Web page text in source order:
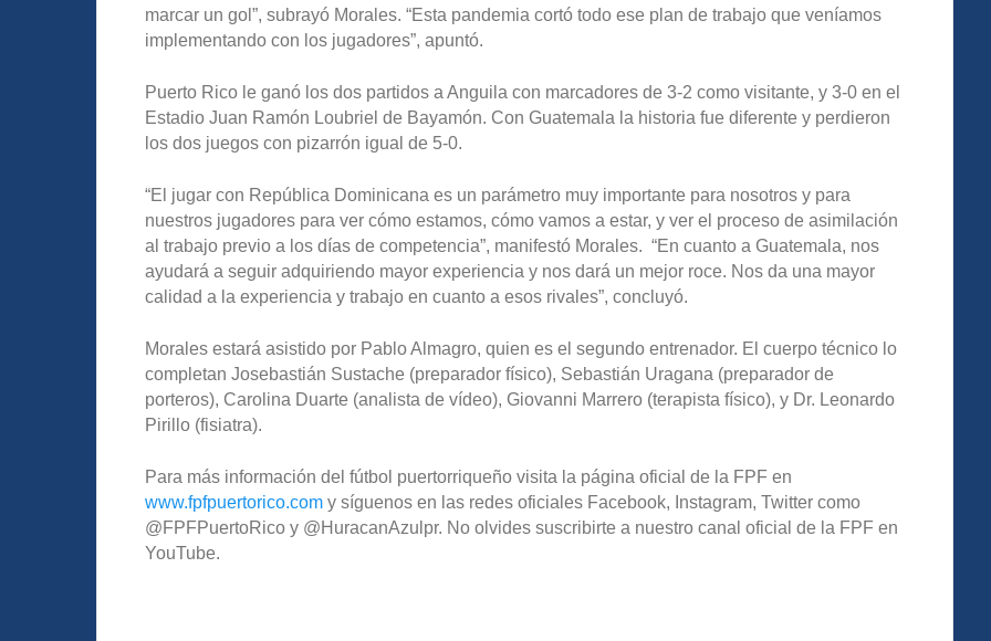
marcar un gol”, subrayó Morales. “Esta pandemia cortó todo ese plan de trabajo que veníamos
implementando con los jugadores”, apuntó.
Puerto Rico le ganó los dos partidos a Anguila con marcadores de 3-2 como visitante, y 3-0 en el
Estadio Juan Ramón Loubriel de Bayamón. Con Guatemala la historia fue diferente y perdieron
los dos juegos con pizarrón igual de 5-0.
“El jugar con República Dominicana es un parámetro muy importante para nosotros y para
nuestros jugadores para ver cómo estamos, cómo vamos a estar, y ver el proceso de asimilación
al trabajo previo a los días de competencia”, manifestó Morales. “En cuanto a Guatemala, nos
ayudará a seguir adquiriendo mayor experiencia y nos dará un mejor roce. Nos da una mayor
calidad a la experiencia y trabajo en cuanto a esos rivales”, concluyó.
Morales estará asistido por Pablo Almagro, quien es el segundo entrenador. El cuerpo técnico lo
completan Josebastián Sustache (preparador físico), Sebastián Uragana (preparador de
porteros), Carolina Duarte (analista de vídeo), Giovanni Marrero (terapista físico), y Dr. Leonardo
Pirillo (fisiatra).
Para más información del fútbol puertorriqueño visita la página oficial de la FPF en
www.fpfpuertorico.com y síguenos en las redes oficiales Facebook, Instagram, Twitter como
@FPFPuertoRico y @HuracanAzulpr. No olvides suscribirte a nuestro canal oficial de la FPF en
YouTube.